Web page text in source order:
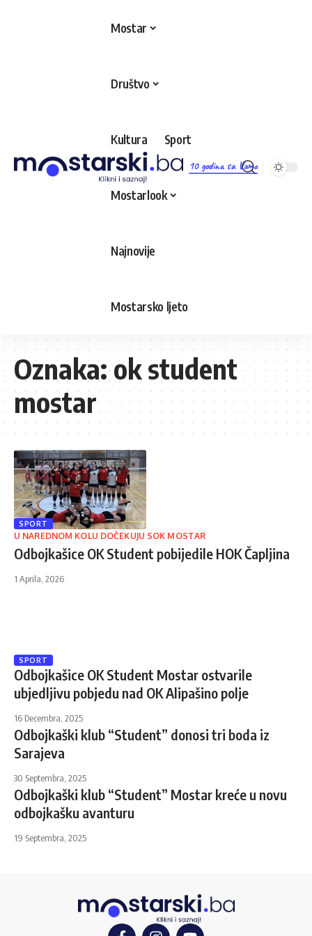
10 godina sa Vama
Mostar
Društvo
Kultura Sport
Mostarlook
Najnovije
Mostarsko ljeto
Oznaka:ok student
mostar
SPORT
U NAREDNOM KOLU DOČEKUJU SOK MOSTAR
Odbojkašice OK Student pobijedile HOK Čapljina
1 Aprila, 2026
SPORT
Odbojkašice OK Student Mostar ostvarile
ubjedljivu pobjedu nad OK Alipašino polje
16 Decembra, 2025
Odbojkaški klub “Student” donosi tri boda iz
Sarajeva
30 Septembra, 2025
Odbojkaški klub “Student” Mostar kreće u novu
odbojkašku avanturu
19 Septembra, 2025